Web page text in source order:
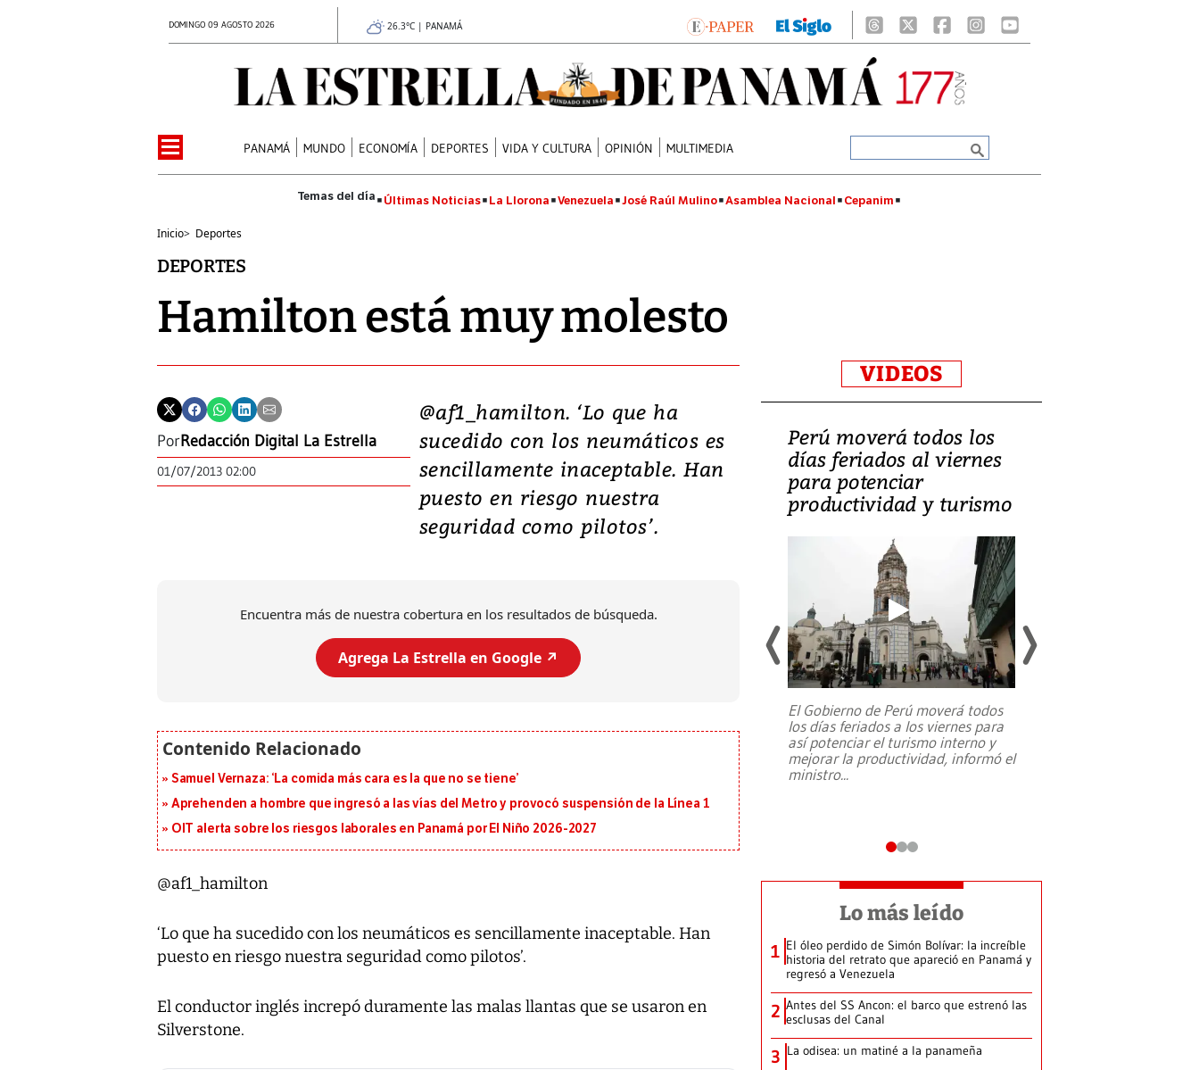
DOMINGO 09 AGOSTO 2026 26.3°C | PANAMÁ
PANAMÁ MUNDO ECONOMÍA DEPORTES VIDA Y CULTURA OPINIÓN MULTIMEDIA
Últimas Noticias La Llorona Venezuela José Raúl Mulino Asamblea Nacional Cepanim
Inicio> Deportes
DEPORTES
Hamilton está muy molesto
PorRedacción Digital La Estrella
01/07/2013 02:00
@af1_hamilton. ‘Lo que ha
sucedido con los neumáticos es
sencillamente inaceptable. Han
puesto en riesgo nuestra
seguridad como pilotos’.
Encuentra más de nuestra cobertura en los resultados de búsqueda.
Agrega La Estrella en Google ↗️
Samuel Vernaza: ‘La comida más cara es la que no se tiene’
Aprehenden a hombre que ingresó a las vías del Metro y provocó suspensión de la Línea 1
OIT alerta sobre los riesgos laborales en Panamá por El Niño 2026-2027
@af1_hamilton
‘Lo que ha sucedido con los neumáticos es sencillamente inaceptable. Han
puesto en riesgo nuestra seguridad como pilotos’.
El conductor inglés increpó duramente las malas llantas que se usaron en
Silverstone.
VIDEOS
Video: Lula lanza su
candidatura con
promesas de inversión
en defensa, educación y
tierras raras
Entre recuerdos y escuetas
da Silva, oficializó este domingo su
candidatura...
Perú moverá todos los
días feriados al viernes
para potenciar
productividad y turismo
El Gobierno de Perú moverá todos
los días feriados a los viernes para
así potenciar el turismo interno y
mejorar la productividad, informó el
ministro...
Lo más leído
1 El óleo perdido de Simón Bolívar: la increíble
historia del retrato que apareció en Panamá y
regresó a Venezuela
2 Antes del SS Ancon: el barco que estrenó las
esclusas del Canal
3 La odisea: un matiné a la panameña